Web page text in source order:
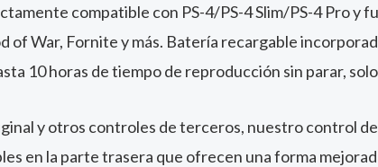
compatible con PS-4/PS-4 Slim/PS-4 Pro y
of War, Fornite y más. Batería recargable
10 horas de tiempo de reproducción sin parar,
y otros controles de terceros, nuestro control
en la parte trasera que ofrecen una forma